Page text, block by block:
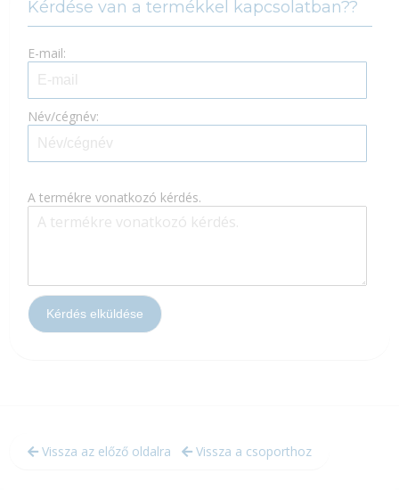
Kérdése van a termékkel kapcsolatban??
E-mail:
Név/cégnév:
A termékre vonatkozó kérdés.
Vissza az előző oldalra Vissza a csoporthoz